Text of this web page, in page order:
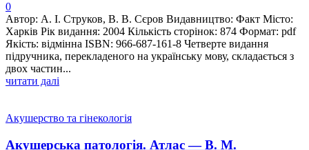
0
Автор: А. І. Струков, В. В. Сєров Видавництво: Факт Місто:
Харків Рік видання: 2004 Кількість сторінок: 874 Формат: pdf
Якість: відмінна ISBN: 966-687-161-8 Четверте видання
підручника, перекладеного на українську мову, складається з
двох частин...
читати далі
Акушерство та гінекологія
Акушерська патологія. Атлас — В. М.